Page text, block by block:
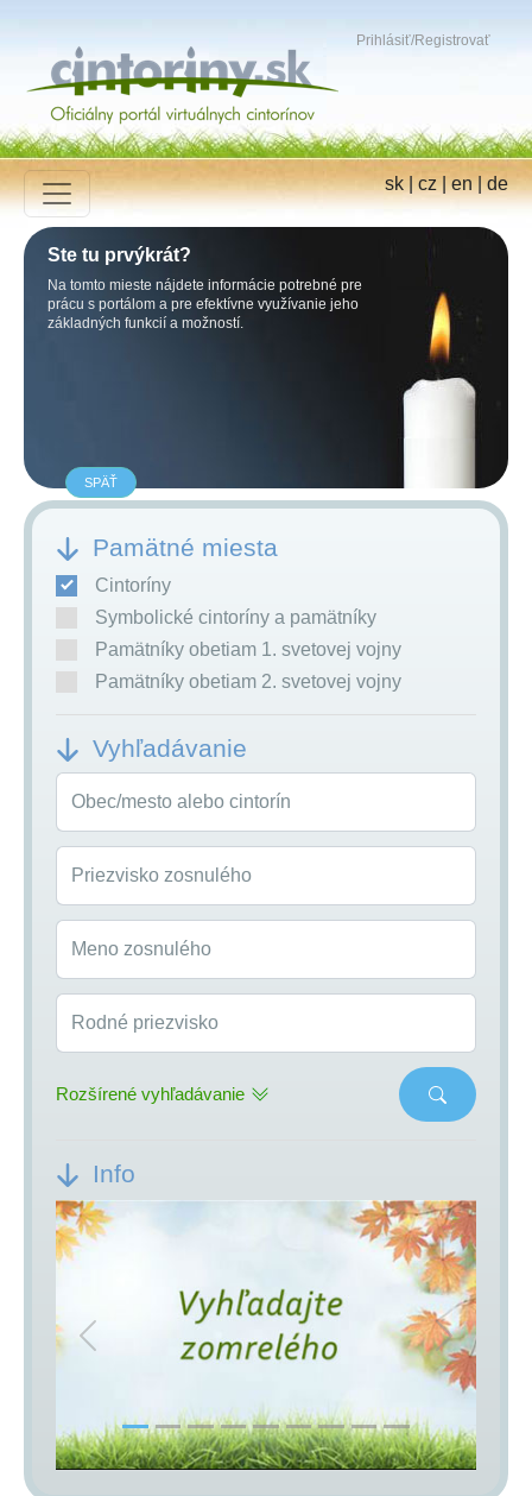
Prihlásiť/Registrovať
sk|cz|en|de
Ste tu prvýkrát?
Na tomto mieste nájdete informácie potrebné pre
prácu s portálom a pre efektívne využívanie jeho
základných funkcií a možností.
SPÄŤ
Pamätné miesta
Cintoríny
Symbolické cintoríny a pamätníky
Pamätníky obetiam 1. svetovej vojny
Pamätníky obetiam 2. svetovej vojny
Vyhľadávanie
Obec/mesto alebo cintorín
Priezvisko zosnulého
Meno zosnulého
Rodné priezvisko
Rozšírené vyhľadávanie
Info
Previous Next